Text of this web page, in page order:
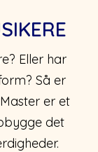
Eller har
Så er
er et
det